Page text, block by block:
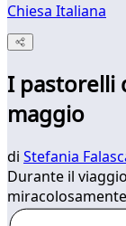
Chiesa Italiana
I pastorelli
maggio
di Stefania
Durante il